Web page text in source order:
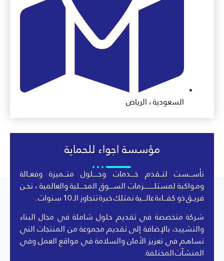
السعودية ، الرياض
مؤسسة اجواء للحماية
تأســـست لتــقدم خــــدمات وحـــــلول متـــميزة وفعــالة
ومـواكبة لمستلــــــــــزمات الســــوق المحــــلية والعالمية ، نحـن
فريــق ذو كفـــاءة عالــــية نمتلك خبرة تتجاوز الـ 10 سنوات .
شركة متخصصة في تقديم حلول شاملة في مجال البناء
والتشييد، بالإضافة إلى تقديم مجموعة من المنتجات التي
تساهم في تعزيز الأمان والسلامة في مواقع العمل وفي
المنشآت المختلفة.